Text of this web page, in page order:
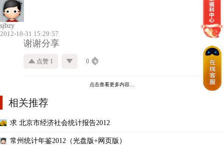
sjbzy
2012-10-31 15:29:57
谢谢分享
点赞 1 0
点击查看更多内容…
相关推荐
求 北京市经济社会统计报告2012
常州统计年鉴2012（光盘版+网页版）